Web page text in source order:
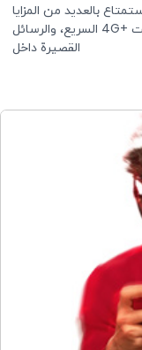
بالعديد من المزايا
مثل الكيكابايت، الدقائق المجانية، إنترنت +4G السريع، والرسائل
القصيرة داخل